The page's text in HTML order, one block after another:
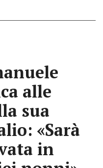
alle
sua
«Sarà
in